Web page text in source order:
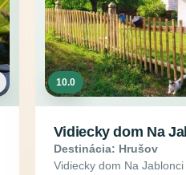
10.0
Vidiecky dom Na
Destinácia: Hrušov
Vidiecky dom Na